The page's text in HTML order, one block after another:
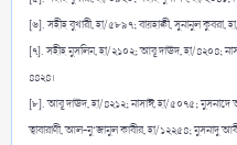
[৬]. সহীহ বুখারী, হা/৫৮৯৭; বায়হাক্বী, সুনানুল
[৭]. সহীহ মুসলিম, হা/২১০২; আবূ দাঊদ, হা/৪২০৪;
৪৪২৪।
[৮]. আবূ দাঊদ, হা/৪২১২; নাসাঈ, হা/৫০৭৫; মুসনাদে
ত্বাবারাণী, আল-মু‘জামুল কাবীর, হা/১২২৫৪; মুসনাদু